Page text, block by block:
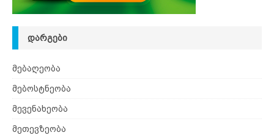
ᲓᲐᲠᲒᲔᲑᲘ
მებაღეობა
მებოსტნეობა
მევენახეობა
მეთევზეობა